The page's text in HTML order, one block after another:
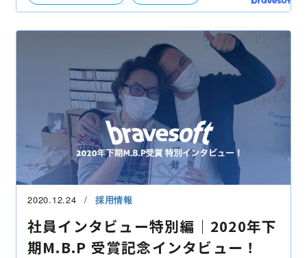
2020.12.24 採用情報
社員インタビュー特別編｜2020年下
期M.B.P 受賞記念インタビュー！